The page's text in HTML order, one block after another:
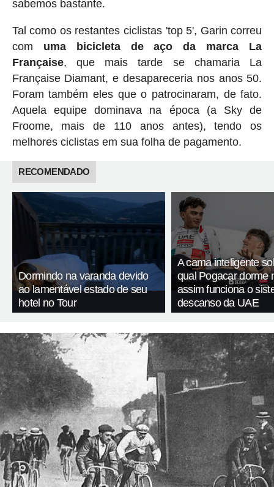
sabemos bastante.
Tal como os restantes ciclistas 'top 5', Garin correu
com uma bicicleta de aço da marca La
Française, que mais tarde se chamaria La
Française Diamant, e desapareceria nos anos 50.
Foram também eles que o patrocinaram, de fato.
Aquela equipe dominava na época (a Sky de
Froome, mais de 110 anos antes), tendo os
melhores ciclistas em sua folha de pagamento.
RECOMENDADO
Dormindo na varanda devido
ao lamentável estado de seu
hotel no Tour
A cama inteligente
qual Pogacar dorme
assim funciona o
descanso da UAE